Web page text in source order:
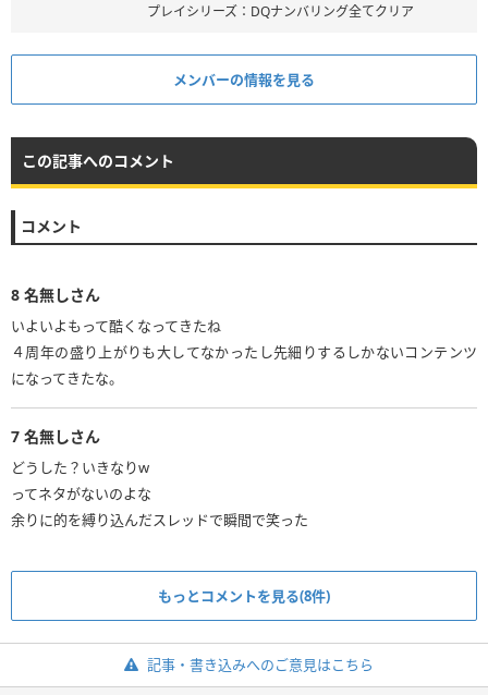
プレイシリーズ：DQナンバリング全てクリア
メンバーの情報を見る
この記事へのコメント
コメント
8 名無しさん
いよいよもって酷くなってきたね
４周年の盛り上がりも大してなかったし先細りするしかないコンテンツ
7 名無しさん
どうした？いきなりw
ってネタがないのよな
余りに的を縛り込んだスレッドで瞬間で笑った
もっとコメントを見る(8件)
記事・書き込みへのご意見はこちら